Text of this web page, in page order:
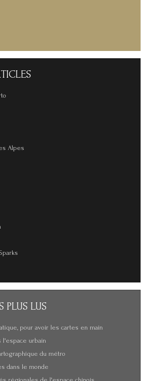
Alpes
PLUS LUS
pour avoir les cartes en main
l'espace urbain
du métro
dans le monde